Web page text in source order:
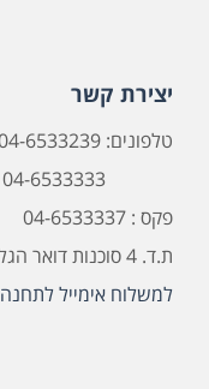
יצירת קשר
טלפונים: 04-6533239
פקס : 04-6533337
ת.ד. 4 סוכנות דואר הגלבוע 18120
למשלוח אימייל לתחנה